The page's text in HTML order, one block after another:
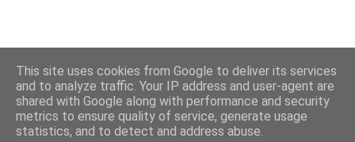
This site uses cookies from Google to deliver its services
and to analyze traffic. Your IP address and user-agent are
shared with Google along with performance and security
metrics to ensure quality of service, generate usage
statistics, and to detect and address abuse.